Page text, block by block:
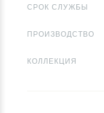
СРОК СЛУЖБЫ
ПРОИЗВОДСТВО
КОЛЛЕКЦИЯ